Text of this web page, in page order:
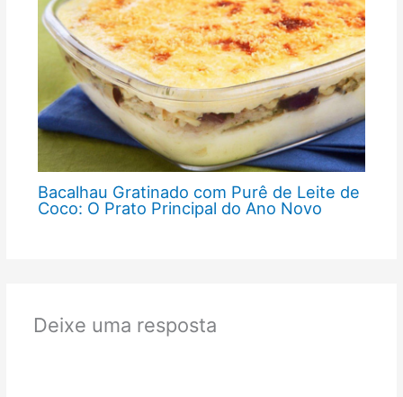
Bacalhau Gratinado com Purê de Leite de
Coco: O Prato Principal do Ano Novo
Deixe uma resposta